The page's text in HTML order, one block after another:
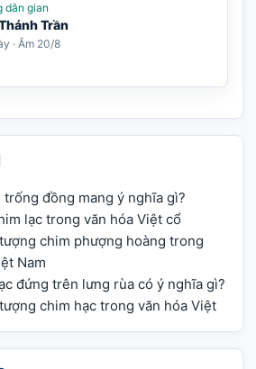
dân gian
Trần
· Âm 20/8
đồng mang ý nghĩa gì?
lạc trong văn hóa Việt cổ
chim phượng hoàng trong
Nam
đứng trên lưng rùa có ý nghĩa gì?
chim hạc trong văn hóa Việt